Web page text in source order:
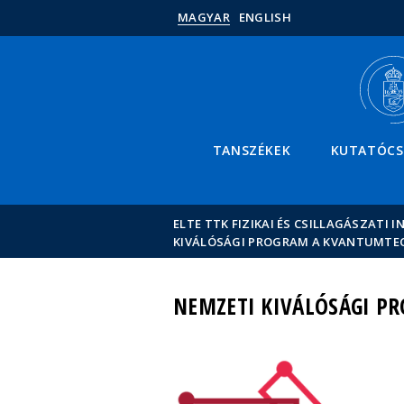
MAGYAR ENGLISH
TANSZÉKEK
ELTE TTK FIZIKAI ÉS CSILLAGÁSZATI
KIVÁLÓSÁGI PROGRAM A
NEMZETI KIVÁLÓSÁGI